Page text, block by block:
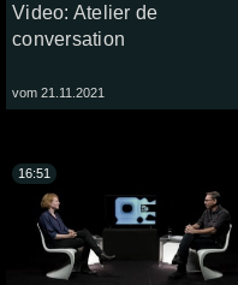
Video: Atelier de
conversation
vom 21.11.2021
16:51